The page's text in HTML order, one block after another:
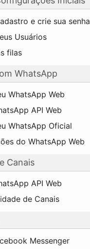
e crie sua senha
Usuários
filas
WhatsApp
WhatsApp Web
API Web
WhatsApp Oficial
do WhatsApp Web
Canais
API Web
de Canais
Messenger